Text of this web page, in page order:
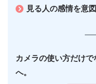
見る人の感情を意
カメラの使い方だけ
へ。